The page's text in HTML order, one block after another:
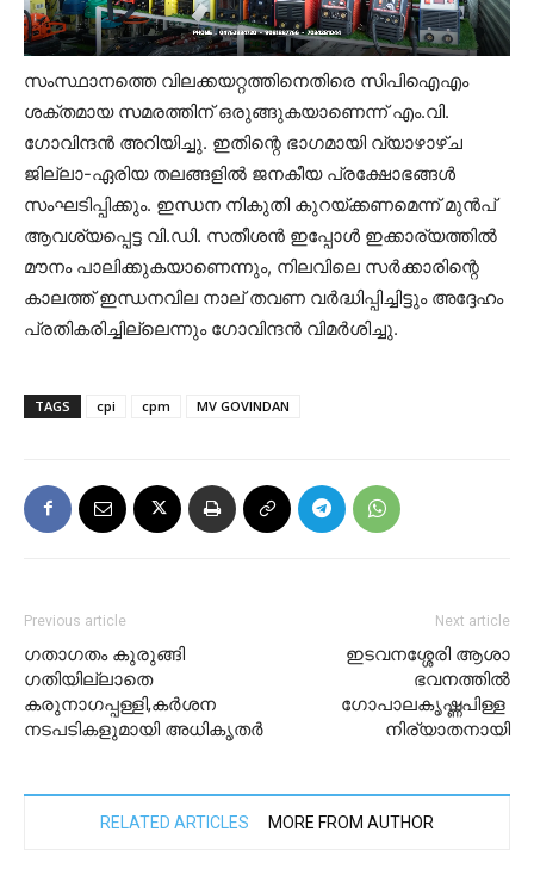
സംസ്ഥാനത്തെ വിലക്കയറ്റത്തിനെതിരെ സിപിഐഎം
ശക്തമായ സമരത്തിന് ഒരുങ്ങുകയാണെന്ന് എം.വി.
ഗോവിന്ദൻ അറിയിച്ചു. ഇതിന്റെ ഭാഗമായി വ്യാഴാഴ്ച
ജില്ലാ-ഏരിയ തലങ്ങളിൽ ജനകീയ പ്രക്ഷോഭങ്ങൾ
സംഘടിപ്പിക്കും. ഇന്ധന നികുതി കുറയ്ക്കണമെന്ന് മുൻപ്
ആവശ്യപ്പെട്ട വി.ഡി. സതീശൻ ഇപ്പോൾ ഇക്കാര്യത്തിൽ
മൗനം പാലിക്കുകയാണെന്നും, നിലവിലെ സർക്കാരിന്റെ
കാലത്ത് ഇന്ധനവില നാല് തവണ വർദ്ധിപ്പിച്ചിട്ടും അദ്ദേഹം
പ്രതികരിച്ചില്ലെന്നും ഗോവിന്ദൻ വിമർശിച്ചു.
TAGS cpi cpm MV GOVINDAN
Previous article
ഗതാഗതം കുരുങ്ങി
ഗതിയില്ലാതെ
കരുനാഗപ്പള്ളി,കർശന
നടപടികളുമായി അധികൃതർ
Next article
ഇടവനശ്ശേരി ആശാ
ഭവനത്തിൽ
ഗോപാലകൃഷ്ണപിള്ള
നിര്യാതനായി
RELATED ARTICLES MORE FROM AUTHOR